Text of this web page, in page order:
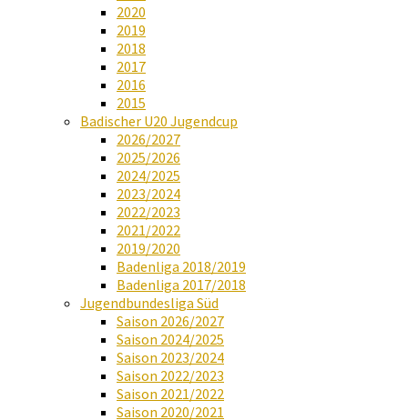
2020
2019
2018
2017
2016
2015
Badischer U20 Jugendcup
2026/2027
2025/2026
2024/2025
2023/2024
2022/2023
2021/2022
2019/2020
Badenliga 2018/2019
Badenliga 2017/2018
Jugendbundesliga Süd
Saison 2026/2027
Saison 2024/2025
Saison 2023/2024
Saison 2022/2023
Saison 2021/2022
Saison 2020/2021